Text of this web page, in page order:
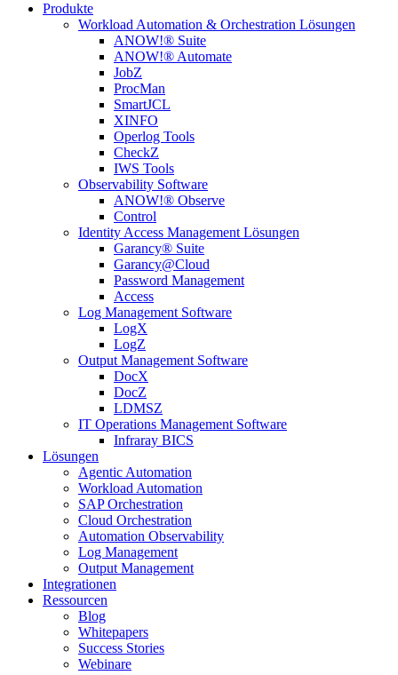
Produkte
Workload Automation & Orchestration Lösungen
ANOW!® Suite
ANOW!® Automate
JobZ
ProcMan
SmartJCL
XINFO
Operlog Tools
CheckZ
IWS Tools
Observability Software
ANOW!® Observe
Control
Identity Access Management Lösungen
Garancy® Suite
Garancy@Cloud
Password Management
Access
Log Management Software
LogX
LogZ
Output Management Software
DocX
DocZ
LDMSZ
IT Operations Management Software
Infraray BICS
Lösungen
Agentic Automation
Workload Automation
SAP Orchestration
Cloud Orchestration
Automation Observability
Log Management
Output Management
Integrationen
Ressourcen
Blog
Whitepapers
Success Stories
Webinare